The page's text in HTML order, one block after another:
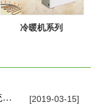
冷暖机系列
[2019-03-15]